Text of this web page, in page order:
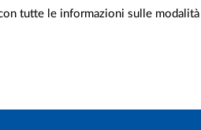
tutte le informazioni sulle